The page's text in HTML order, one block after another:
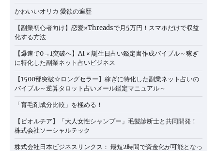
かわいいオリカ 愛欲の遍歴
【副業初心者向け】恋愛×Threadsで月5万円！スマホだけで収益
化する方法
【爆速で0→1突破へ】AI × 誕生日占い鑑定書作成バイブル～稼ぎ
に特化した副業ネット占いビジネス
【1500部突破☆ロングセラー】稼ぎに特化した副業ネット占いの
バイブル～逆算タロット占いメール鑑定マニュアル～
「育毛剤成分比較」を極める！
【ビオルチア】「大人女性シャンプー」毛髪診断士と共同開発！
株式会社ソーシャルテック
株式会社日本ビジネスリンクス： 最短2時間で資金化が可能となっ